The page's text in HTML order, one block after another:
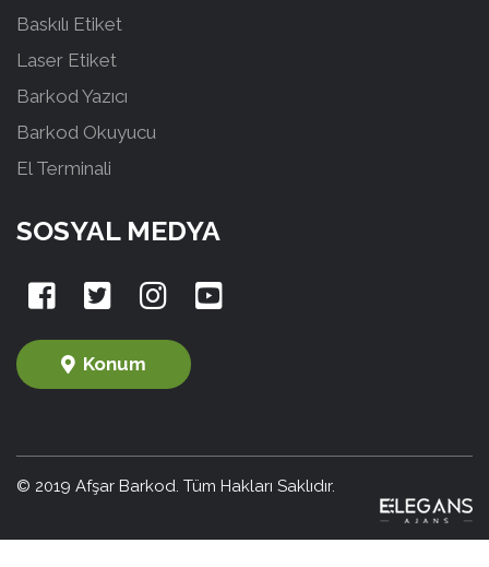
Baskılı Etiket
Laser Etiket
Barkod Yazıcı
Barkod Okuyucu
El Terminali
SOSYAL MEDYA
Konum
© 2019 Afşar Barkod. Tüm Hakları Saklıdır.